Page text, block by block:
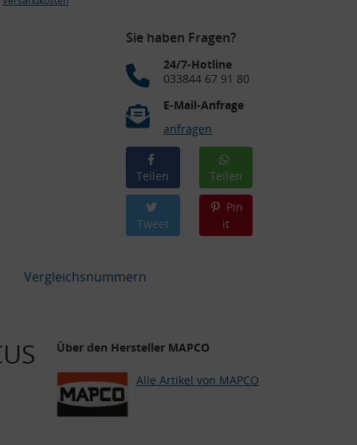
Sie haben Fragen?
24/7-Hotline
033844 67 91 80
E-Mail-Anfrage
anfragen
Teilen Teilen
Tweet
Pin
it
Vergleichsnummern
Über den Hersteller MAPCO
Alle Artikel von MAPCO